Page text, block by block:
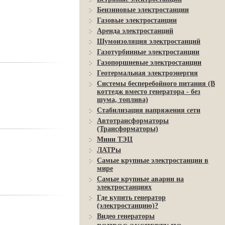
Бензиновые электростанции
Газовые электростанции
Аренда электростанций
Шумоизоляция электростанций
Газотурбинные электростанции
Газопоршневые электростанции
Геотермальная электроэнергия
Системы бесперебойного питания (В
коттедж вместо генератора - без
шума, топлива)
Стабилизация напряжения сети
Автотрансформаторы
(Трансформаторы)
Мини ТЭЦ
ЛАТРы
Самые крупные электростанции в
мире
Самые крупные аварии на
электростанциях
Где купить генератор
(электростанцию)?
Видео генераторы